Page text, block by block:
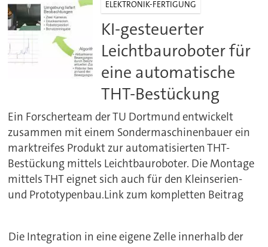
ELEKTRONIK-FERTIGUNG
KI-gesteuerter
Leichtbauroboter für
eine automatische
THT-Bestückung
Ein Forscherteam der TU Dortmund entwickelt
zusammen mit einem Sondermaschinenbauer ein
marktreifes Produkt zur automatisierten THT-
Bestückung mittels Leichtbauroboter. Die Montage
mittels THT eignet sich auch für den Kleinserien-
und Prototypenbau.Link zum kompletten Beitrag
Die Integration in eine eigene Zelle innerhalb der